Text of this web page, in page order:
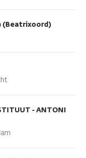
(Beatrixoord)
- ANTONI